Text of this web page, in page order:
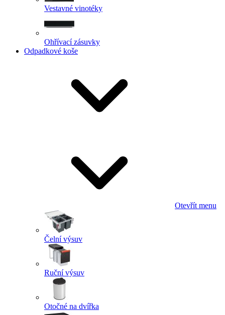
Vestavné vinotéky
Ohřívací zásuvky
Odpadkové koše
Otevřít menu
Čelní výsuv
Ruční výsuv
Otočné na dvířka